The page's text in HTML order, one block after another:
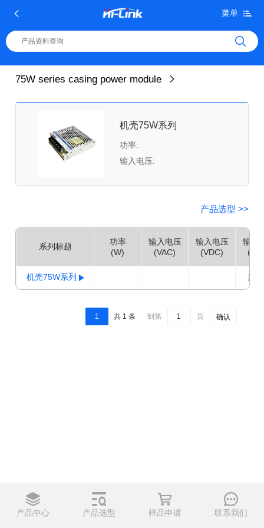
菜单
75W series casing power module
机壳75W系列
功率:
输入电压:
产品选型 >>
系列标题
功率
(W)
输入电压
(VAC)
输入电压
(VDC)
输出
机壳75W系列 展
1 共 1 条 到第 页 确认
产品中心 产品选型 样品申请 联系我们